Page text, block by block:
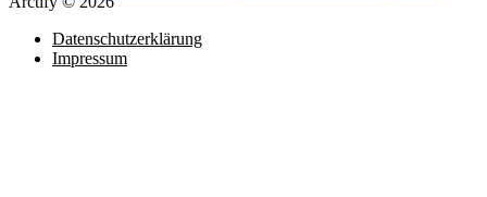
Datenschutzerklärung
Impressum